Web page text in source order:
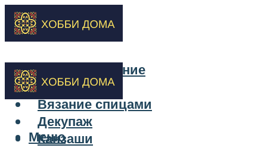
Бисероплетение
Вышивка
Вязание спицами
Декупаж
Канзаши
Меню